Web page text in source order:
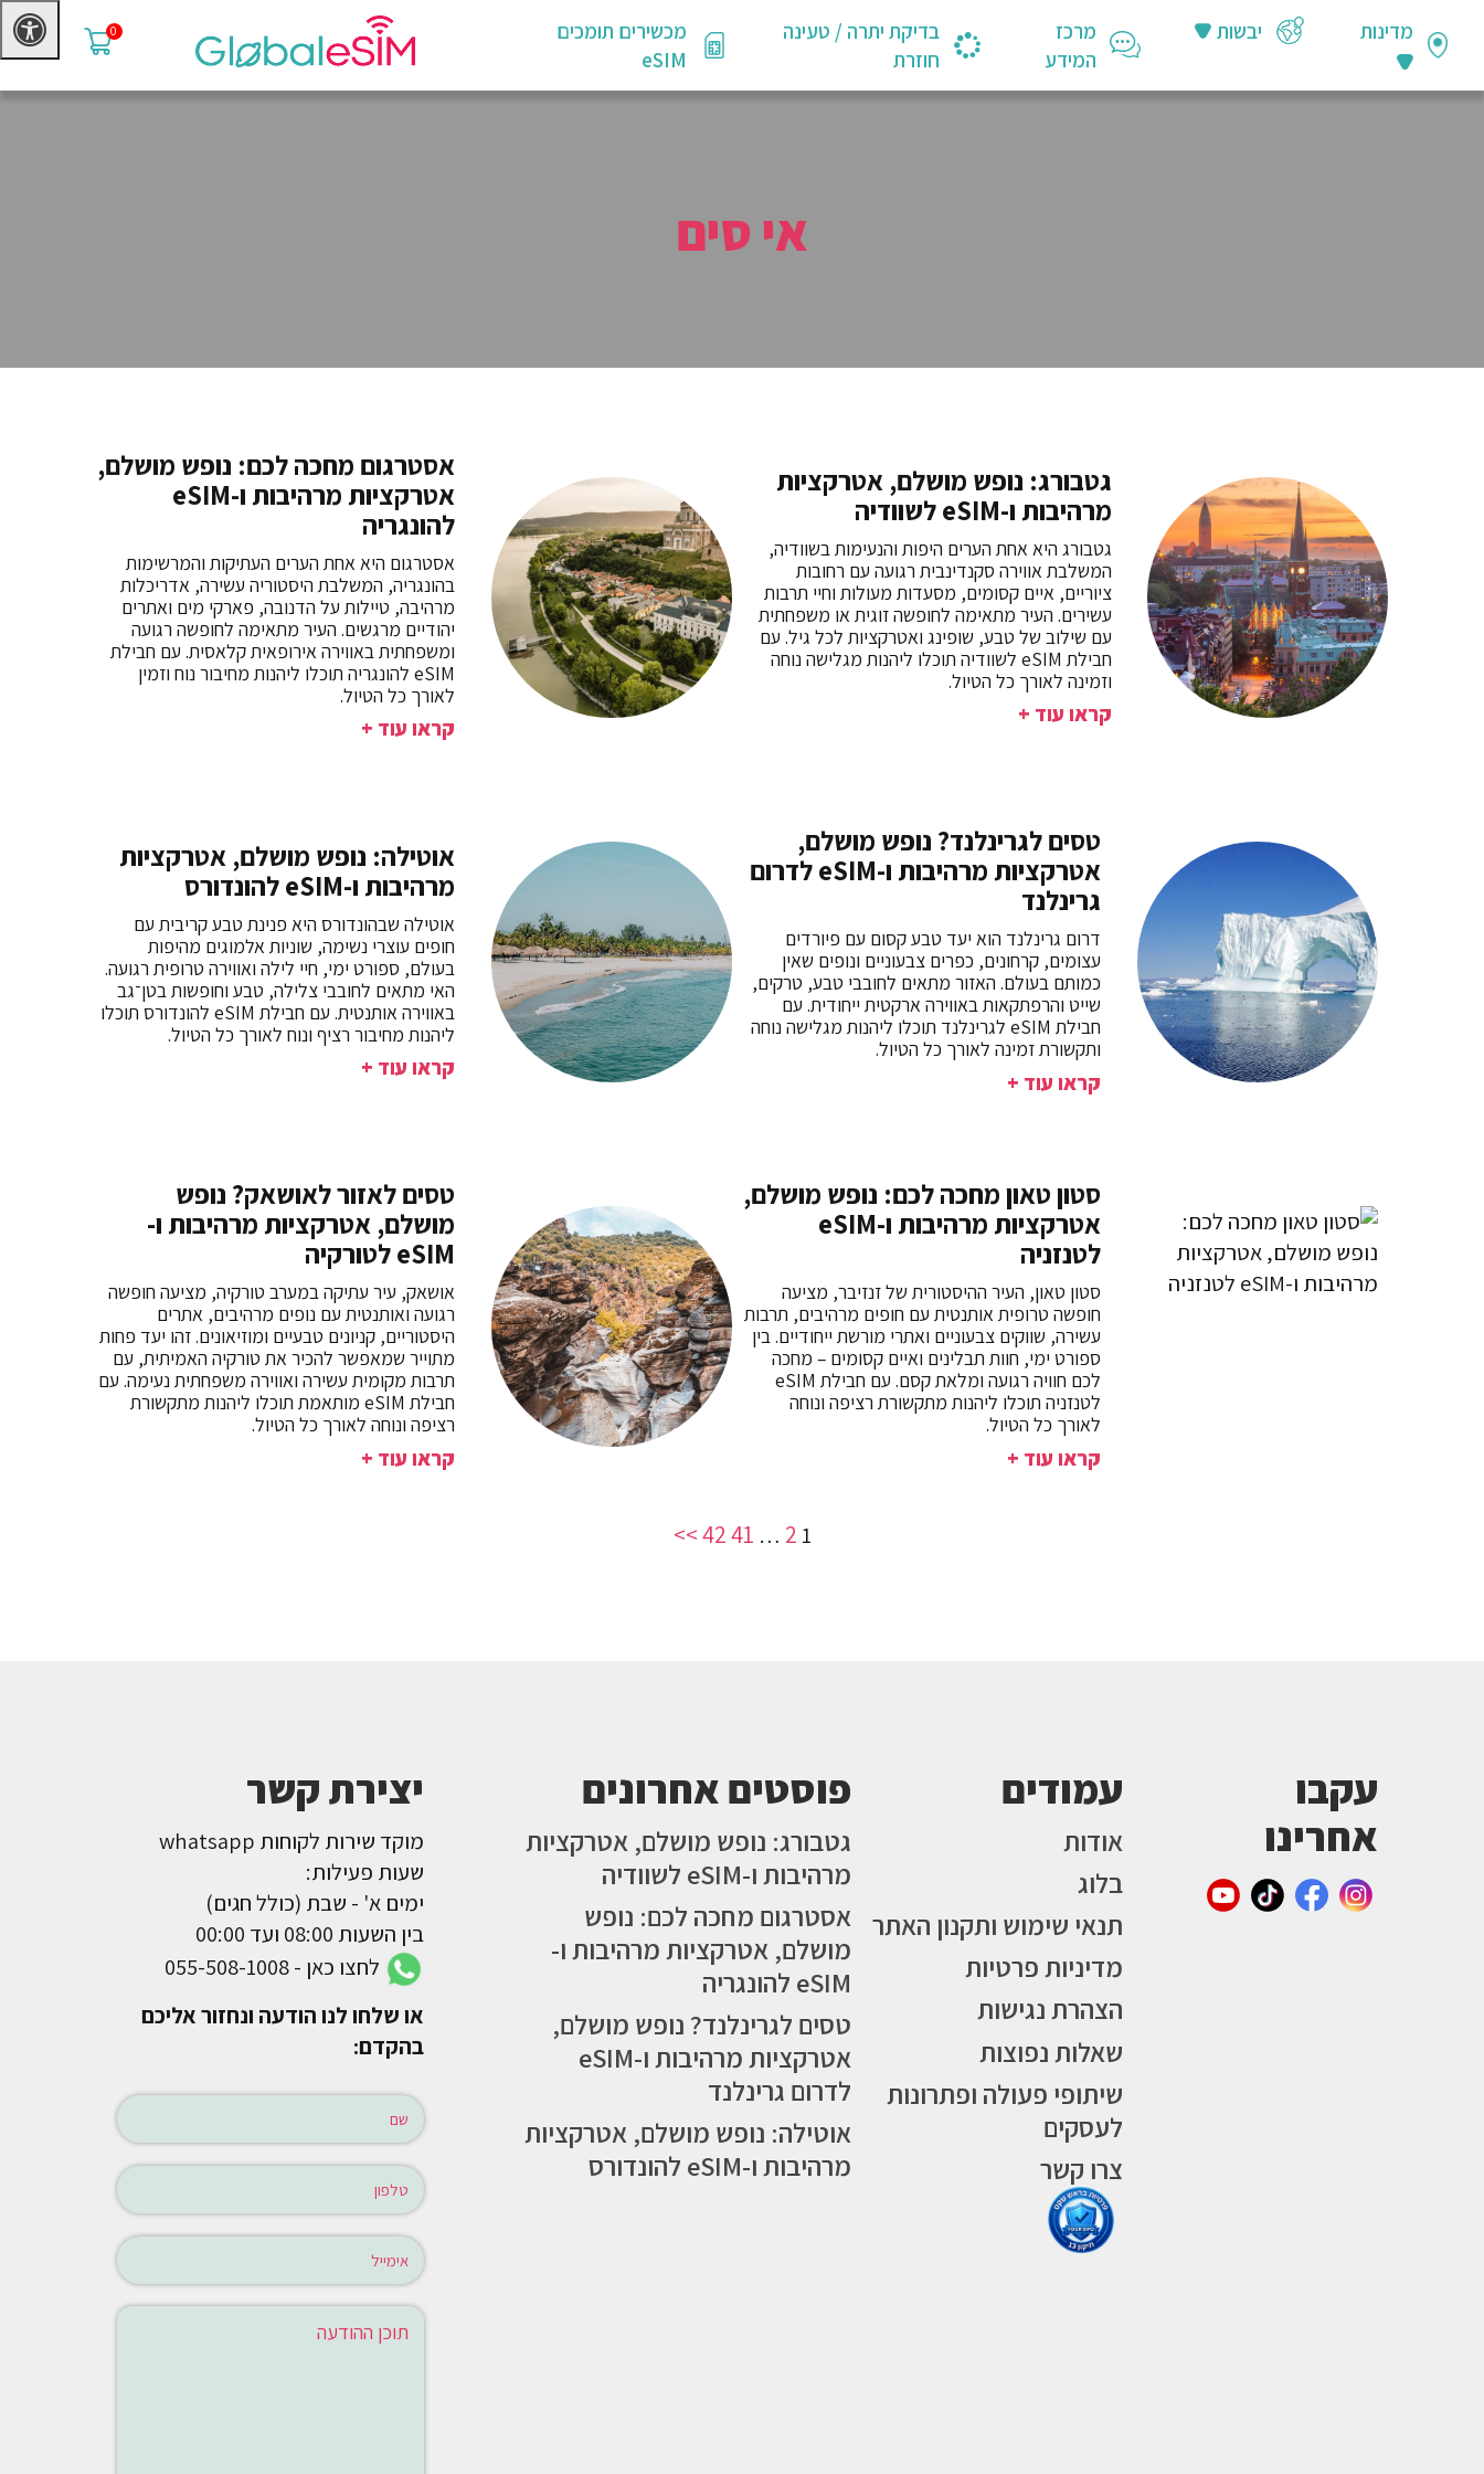
0 מדינות יבשות
מרכז
המידע
בדיקת יתרה / טעינה
חוזרת
מכשירים תומכים
eSIM
אי סים
גטבורג: נופש מושלם, אטרקציות
מרהיבות ו-eSIM לשוודיה
גטבורג היא אחת הערים היפות והנעימות בשוודיה,
המשלבת אווירה סקנדינבית רגועה עם רחובות
ציוריים, איים קסומים, מסעדות מעולות וחיי תרבות
עשירים. העיר מתאימה לחופשה זוגית או משפחתית
עם שילוב של טבע, שופינג ואטרקציות לכל גיל. עם
חבילת eSIM לשוודיה תוכלו ליהנות מגלישה נוחה
וזמינה לאורך כל הטיול.
קראו עוד +
אסטרגום מחכה לכם: נופש מושלם,
אטרקציות מרהיבות ו-eSIM
להונגריה
אסטרגום היא אחת הערים העתיקות והמרשימות
בהונגריה, המשלבת היסטוריה עשירה, אדריכלות
מרהיבה, טיילות על הדנובה, פארקי מים ואתרים
יהודיים מרגשים. העיר מתאימה לחופשה רגועה
ומשפחתית באווירה אירופאית קלאסית. עם חבילת
eSIM להונגריה תוכלו ליהנות מחיבור נוח וזמין
לאורך כל הטיול.
קראו עוד +
טסים לגרינלנד? נופש מושלם,
אטרקציות מרהיבות ו-eSIM לדרום
גרינלנד
דרום גרינלנד הוא יעד טבע קסום עם פיורדים
עצומים, קרחונים, כפרים צבעוניים ונופים שאין
כמותם בעולם. האזור מתאים לחובבי טבע, טרקים,
שייט והרפתקאות באווירה ארקטית ייחודית. עם
חבילת eSIM לגרינלנד תוכלו ליהנות מגלישה נוחה
ותקשורת זמינה לאורך כל הטיול.
קראו עוד +
אוטילה: נופש מושלם, אטרקציות
מרהיבות ו-eSIM להונדורס
אוטילה שבהונדורס היא פנינת טבע קריבית עם
חופים עוצרי נשימה, שוניות אלמוגים מהיפות
בעולם, ספורט ימי, חיי לילה ואווירה טרופית רגועה.
האי מתאים לחובבי צלילה, טבע וחופשות בטן־גב
באווירה אותנטית. עם חבילת eSIM להונדורס תוכלו
ליהנות מחיבור רציף ונוח לאורך כל הטיול.
קראו עוד +
סטון טאון מחכה לכם: נופש מושלם,
אטרקציות מרהיבות ו-eSIM
לטנזניה
סטון טאון, העיר ההיסטורית של זנזיבר, מציעה
חופשה טרופית אותנטית עם חופים מרהיבים, תרבות
עשירה, שווקים צבעוניים ואתרי מורשת ייחודיים. בין
ספורט ימי, חוות תבלינים ואיים קסומים – מחכה
לכם חוויה רגועה ומלאת קסם. עם חבילת eSIM
לטנזניה תוכלו ליהנות מתקשורת רציפה ונוחה
לאורך כל הטיול.
קראו עוד +
טסים לאזור לאושאק? נופש
מושלם, אטרקציות מרהיבות ו-
eSIM לטורקיה
אושאק, עיר עתיקה במערב טורקיה, מציעה חופשה
רגועה ואותנטית עם נופים מרהיבים, אתרים
היסטוריים, קניונים טבעיים ומוזיאונים. זהו יעד פחות
מתוייר שמאפשר להכיר את טורקיה האמיתית, עם
תרבות מקומית עשירה ואווירה משפחתית נעימה. עם
חבילת eSIM מותאמת תוכלו ליהנות מתקשורת
רציפה ונוחה לאורך כל הטיול.
קראו עוד +
1
2
…
41
42
>>
עקבו
אחרינו
עמודים
אודות
בלוג
תנאי שימוש ותקנון האתר
מדיניות פרטיות
הצהרת נגישות
שאלות נפוצות
שיתופי פעולה ופתרונות
לעסקים
צרו קשר
פוסטים אחרונים
גטבורג: נופש מושלם, אטרקציות
מרהיבות ו-eSIM לשוודיה
אסטרגום מחכה לכם: נופש
מושלם, אטרקציות מרהיבות ו-
eSIM להונגריה
טסים לגרינלנד? נופש מושלם,
אטרקציות מרהיבות ו-eSIM
לדרום גרינלנד
אוטילה: נופש מושלם, אטרקציות
מרהיבות ו-eSIM להונדורס
יצירת קשר
מוקד שירות לקוחות whatsapp
שעות פעילות:
ימים א' - שבת (כולל חגים)
בין השעות 08:00 ועד 00:00
לחצו כאן - 055-508-1008
או שלחו לנו הודעה ונחזור אליכם
בהקדם: